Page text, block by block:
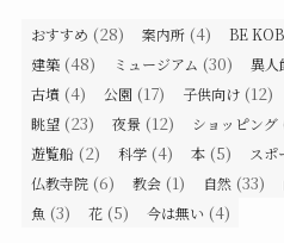
おすすめ (28) 案内所 (4) BE
建築 (48) ミュージアム (30) 異人
古墳 (4) 公園 (17) 子供向け (12)
眺望 (23) 夜景 (12) ショッピング
遊覧船 (2) 科学 (4) 本 (5) スポ
仏教寺院 (6) 教会 (1) 自然 (33)
魚 (3) 花 (5) 今は無い (4)